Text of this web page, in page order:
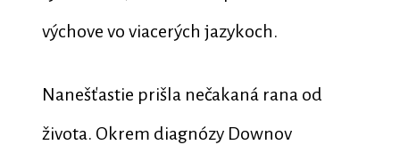
výchove vo viacerých jazykoch.
Nanešťastie prišla nečakaná rana od
života. Okrem diagnózy Downov